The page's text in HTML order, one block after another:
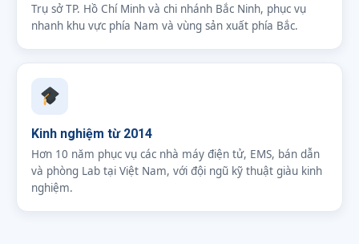
Trụ sở TP. Hồ Chí Minh và chi nhánh Bắc Ninh, phục vụ
nhanh khu vực phía Nam và vùng sản xuất phía Bắc.
Kinh nghiệm từ 2014
Hơn 10 năm phục vụ các nhà máy điện tử, EMS, bán dẫn
và phòng Lab tại Việt Nam, với đội ngũ kỹ thuật giàu kinh
nghiệm.